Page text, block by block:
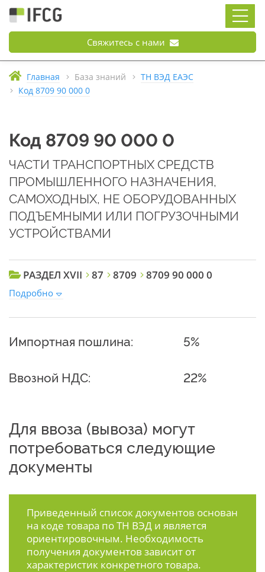
Свяжитесь с нами
Главная База знаний
ТН ВЭД ЕАЭС
Код 8709 90 000 0
Код 8709 90 000 0
ЧАСТИ ТРАНСПОРТНЫХ СРЕДСТВ
ПРОМЫШЛЕННОГО НАЗНАЧЕНИЯ,
САМОХОДНЫХ, НЕ ОБОРУДОВАННЫХ
ПОДЪЕМНЫМИ ИЛИ ПОГРУЗОЧНЫМИ
УСТРОЙСТВАМИ
РАЗДЕЛ XVII 87 8709 8709 90 000 0
Подробно
Импортная пошлина: 5%
Ввозной НДС: 22%
Для ввоза (вывоза) могут
потребоваться следующие
документы
Приведенный список документов основан
на коде товара по ТН ВЭД и является
ориентировочным. Необходимость
получения документов зависит от
характеристик конкретного товара.